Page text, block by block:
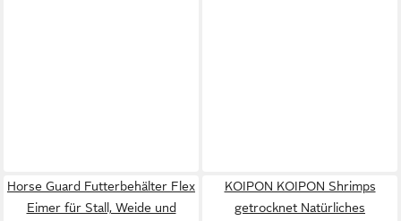
Horse Guard Futterbehälter Flex
Eimer für Stall, Weide und
KOIPON KOIPON Shrimps
getrocknet Natürliches